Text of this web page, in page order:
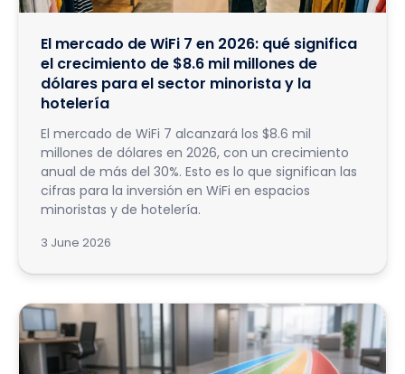
El mercado de WiFi 7 en 2026: qué significa
el crecimiento de $8.6 mil millones de
dólares para el sector minorista y la
hotelería
El mercado de WiFi 7 alcanzará los $8.6 mil
millones de dólares en 2026, con un crecimiento
anual de más del 30%. Esto es lo que significan las
cifras para la inversión en WiFi en espacios
minoristas y de hotelería.
3 June 2026